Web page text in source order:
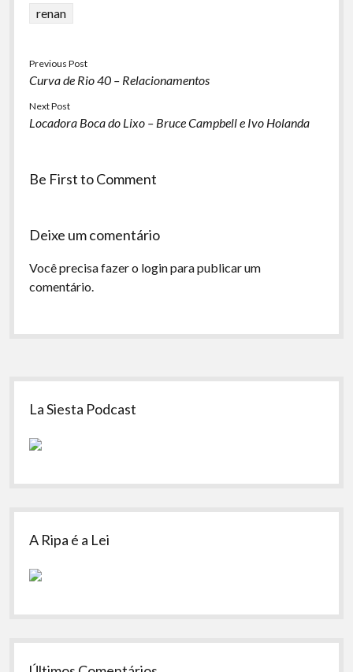
renan
Previous Post
Curva de Rio 40 – Relacionamentos
Next Post
Locadora Boca do Lixo – Bruce Campbell e Ivo Holanda
Be First to Comment
Deixe um comentário
Você precisa fazer o loginpara publicar um
comentário.
Sidebar
La Siesta Podcast
A Ripa é a Lei